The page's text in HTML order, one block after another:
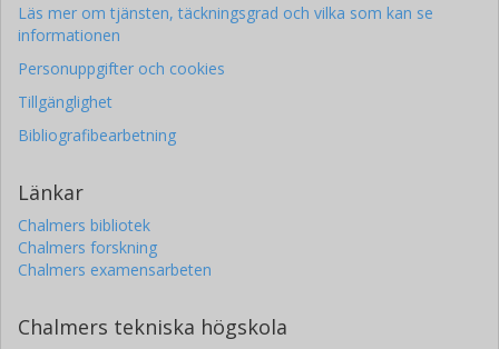
Khalid Barkaoui
Universite de Liège
Instituto de Astrofísica de Canarias
A. W. Boyle
V. J. S. Bejar
Universidad de la Laguna
Instituto de Astrofísica de Canarias
Yéssica Calatayud-Borras
Instituto de Astrofísica de Canarias
Läs mer om tjänsten, täckningsgrad och vilka som kan se
informationen
Personuppgifter och cookies
Tillgänglighet
Bibliografibearbetning
Länkar
Chalmers bibliotek
Chalmers forskning
Chalmers examensarbeten
Chalmers tekniska högskola